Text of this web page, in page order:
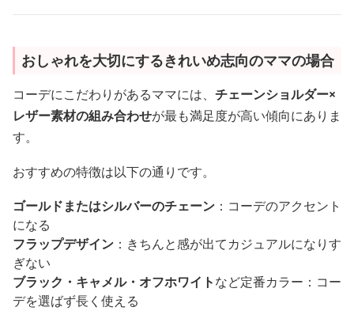
おしゃれを大切にするきれいめ志向のママの場合
コーデにこだわりがあるママには、 チェーンショルダー×
レザー素材の組み合わせが最も満足度が高い傾向にありま
す。
おすすめの特徴は以下の通りです。
ゴールドまたはシルバーのチェーン ：コーデのアクセント
になる
フラップデザイン ：きちんと感が出てカジュアルになりす
ぎない
ブラック・キャメル・オフホワイトなど定番カラー：コー
デを選ばず長く使える